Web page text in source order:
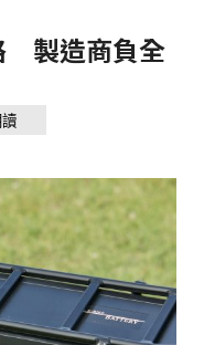
製造商負全